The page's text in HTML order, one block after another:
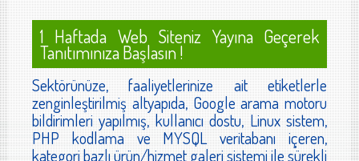
1 Haftada Web Siteniz Yayına Geçerek
Tanıtımınıza Başlasın !
Sektörünüze, faaliyetlerinize ait etiketlerle
zenginleştirilmiş altyapıda, Google arama motoru
bildirimleri yapılmış, kullanıcı dostu, Linux sistem,
PHP kodlama ve MYSQL veritabanı içeren,
kategori bazlı ürün/hizmet galeri sistemi ile sürekli